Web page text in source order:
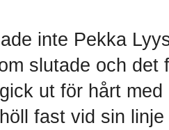
inte Pekka
slutade och det
ut för hårt
fast vid sin